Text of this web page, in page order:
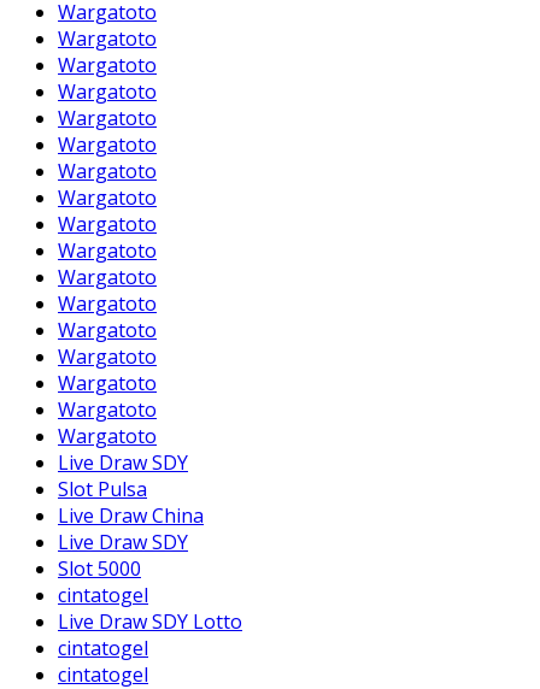
Wargatoto
Wargatoto
Wargatoto
Wargatoto
Wargatoto
Wargatoto
Wargatoto
Wargatoto
Wargatoto
Wargatoto
Wargatoto
Wargatoto
Wargatoto
Wargatoto
Wargatoto
Wargatoto
Wargatoto
Live Draw SDY
Slot Pulsa
Live Draw China
Live Draw SDY
Slot 5000
cintatogel
Live Draw SDY Lotto
cintatogel
cintatogel